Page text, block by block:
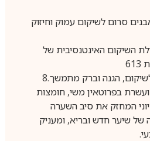
סרום לשיקום עמוק וחיזוק
השיקום האינטנסיבית של
ומספק טיפול ממוקד לשיקום, הגנה וברק מתמשך.8
בפרוטאין משי, חומצות
המחזק את סיב השערה
שיער חדש ובריא, ומעניק